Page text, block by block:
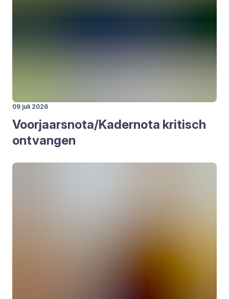
09 juli 2026
Voorjaarsnota/​Kadernota kri­tisch
ont­van­gen